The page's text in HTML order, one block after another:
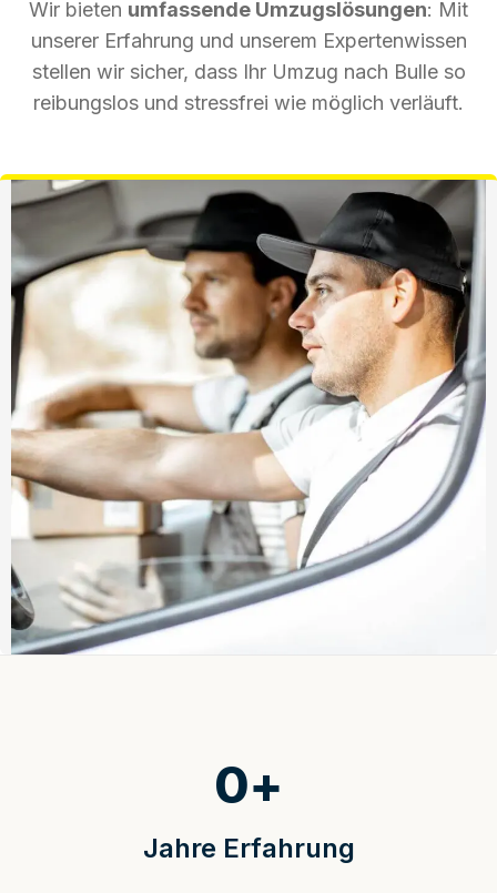
Wir bieten umfassende Umzugslösungen: Mit
unserer Erfahrung und unserem Expertenwissen
stellen wir sicher, dass Ihr Umzug nach Bulle so
reibungslos und stressfrei wie möglich verläuft.
Jahre Erfahrung
0+